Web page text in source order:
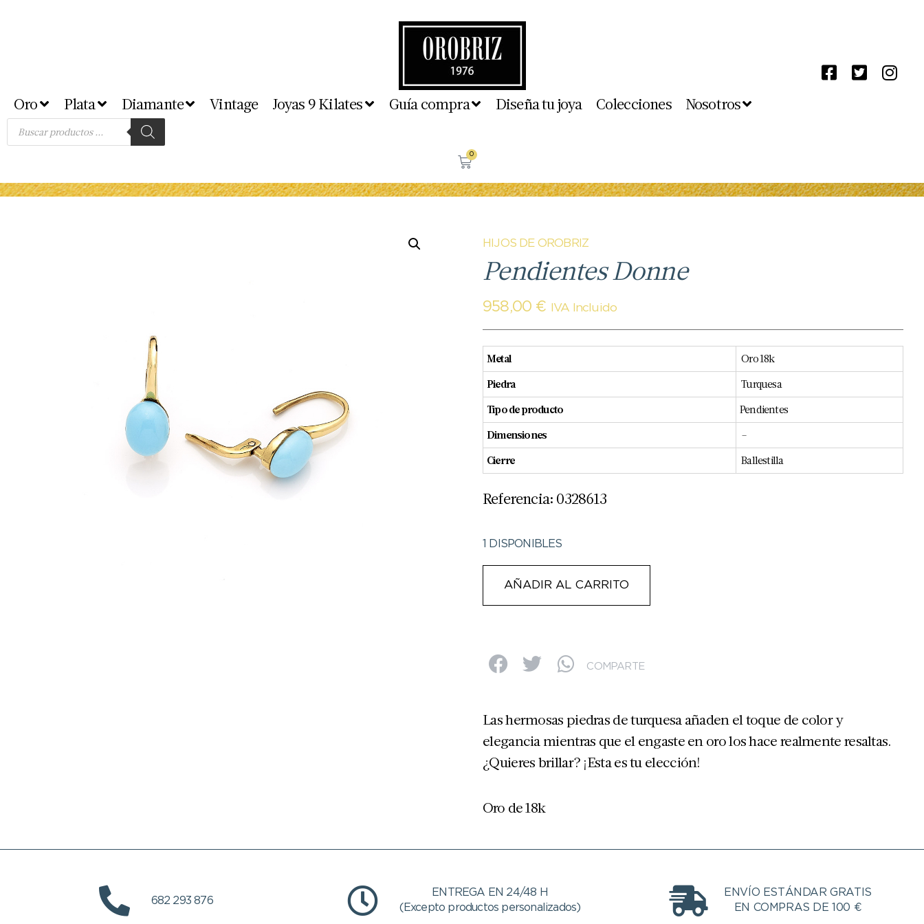
Oro Plata Diamante Vintage Joyas 9 Kilates Guía compra Diseña tu joya Colecciones Nosotros
0
HIJOS DE OROBRIZ
Pendientes Donne
958,00 € IVA Incluido
Metal
Oro 18k
Piedra
Turquesa
Tipo de producto
Pendientes
Dimensiones
–
Cierre
Ballestilla
Referencia: 0328613
1 DISPONIBLES
AÑADIR AL CARRITO
COMPARTE
Las hermosas piedras de turquesa añaden el toque de color y
elegancia mientras que el engaste en oro los hace realmente resaltas.
¿Quieres brillar? ¡Esta es tu elección!
Oro de 18k
682 293 876
ENTREGA EN 24/48 H
(Excepto productos personalizados)
ENVÍO ESTÁNDAR GRATIS
EN COMPRAS DE 100 €